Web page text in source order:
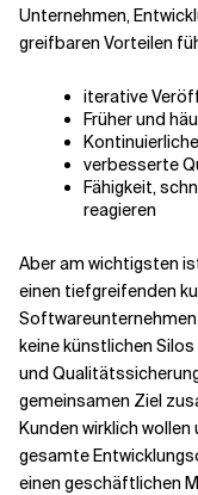
Unternehmen,
greifbaren Vorteilen
iterative
Früher und
verbesserte
Fähigkeit,
reagieren
Aber am wichtigsten
einen tiefgreifenden
keine künstlichen
und
gemeinsamen Ziel
Kunden wirklich
gesamte
einen geschäftlichen